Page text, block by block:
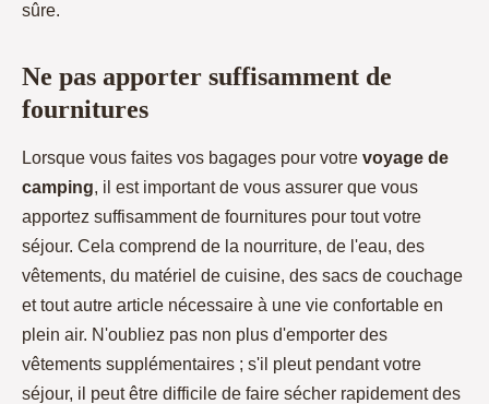
sûre.
Ne pas apporter suffisamment de
fournitures
Lorsque vous faites vos bagages pour votre voyage de
camping, il est important de vous assurer que vous
apportez suffisamment de fournitures pour tout votre
séjour. Cela comprend de la nourriture, de l'eau, des
vêtements, du matériel de cuisine, des sacs de couchage
et tout autre article nécessaire à une vie confortable en
plein air. N'oubliez pas non plus d'emporter des
vêtements supplémentaires ; s'il pleut pendant votre
séjour, il peut être difficile de faire sécher rapidement des